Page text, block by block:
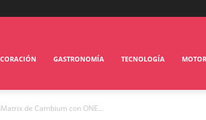
GASTRONOMÍA TECNOLOGÍA MOTOR
de Cambium con ONE...